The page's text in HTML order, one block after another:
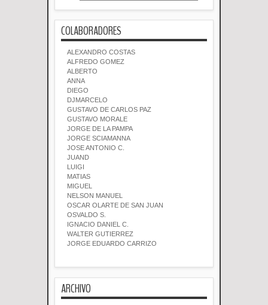
COLABORADORES
ALEXANDRO COSTAS
ALFREDO GOMEZ
ALBERTO
ANNA
DIEGO
DJMARCELO
GUSTAVO DE CARLOS PAZ
GUSTAVO MORALE
JORGE DE LA PAMPA
JORGE SCIAMANNA
JOSE ANTONIO C.
JUAND
LUIGI
MATIAS
MIGUEL
NELSON MANUEL
OSCAR OLARTE DE SAN JUAN
OSVALDO S.
IGNACIO DANIEL C.
WALTER GUTIERREZ
JORGE EDUARDO CARRIZO
ARCHIVO